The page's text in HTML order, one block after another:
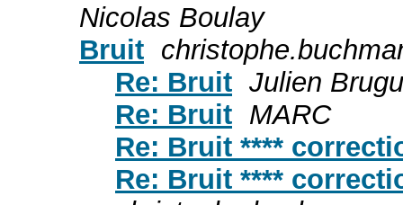
Nicolas Boulay
Bruit
Re: Bruit Julien
Re: Bruit MARC
Re: Bruit ****
Re: Bruit ****